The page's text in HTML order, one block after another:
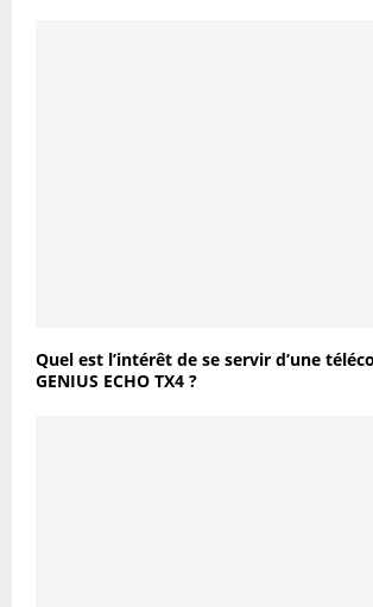
Quel est l’intérêt de se servir d’une
GENIUS ECHO TX4 ?